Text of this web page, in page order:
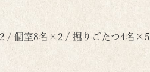
/ 個室8名×2 / 掘りごたつ4名×5